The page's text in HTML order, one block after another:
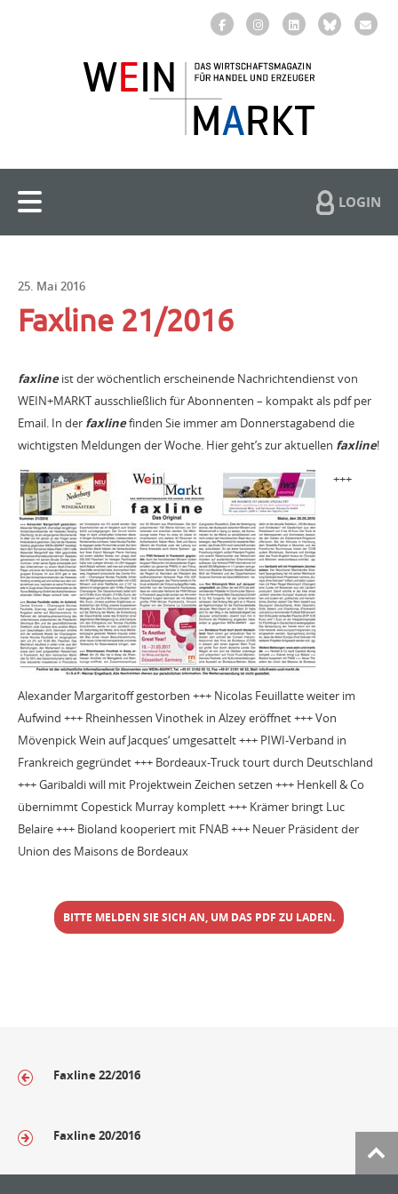
LOGIN
25. Mai 2016
Faxline 21/2016
faxlineist der wöchentlich erscheinende Nachrichtendienst von
WEIN+MARKT ausschließlich für Abonnenten – kompakt als pdf per
Email. In der faxlinefinden Sie immer am Donnerstagabend die
wichtigsten Meldungen der Woche. Hier geht’s zur aktuellen faxline!
+++
Alexander Margaritoff gestorben +++ Nicolas Feuillatte weiter im
Aufwind +++ Rheinhessen Vinothek in Alzey eröffnet +++ Von
Mövenpick Wein auf Jacques‘ umgesattelt +++ PIWI-Verband in
Frankreich gegründet +++ Bordeaux-Truck tourt durch Deutschland
+++ Garibaldi will mit Projektwein Zeichen setzen +++ Henkell & Co
übernimmt Copestick Murray komplett +++ Krämer bringt Luc
Belaire +++ Bioland kooperiert mit FNAB +++ Neuer Präsident der
Union des Maisons de Bordeaux
BITTE MELDEN SIE SICH AN, UM DAS PDF ZU LADEN.
Faxline 22/2016
Faxline 20/2016